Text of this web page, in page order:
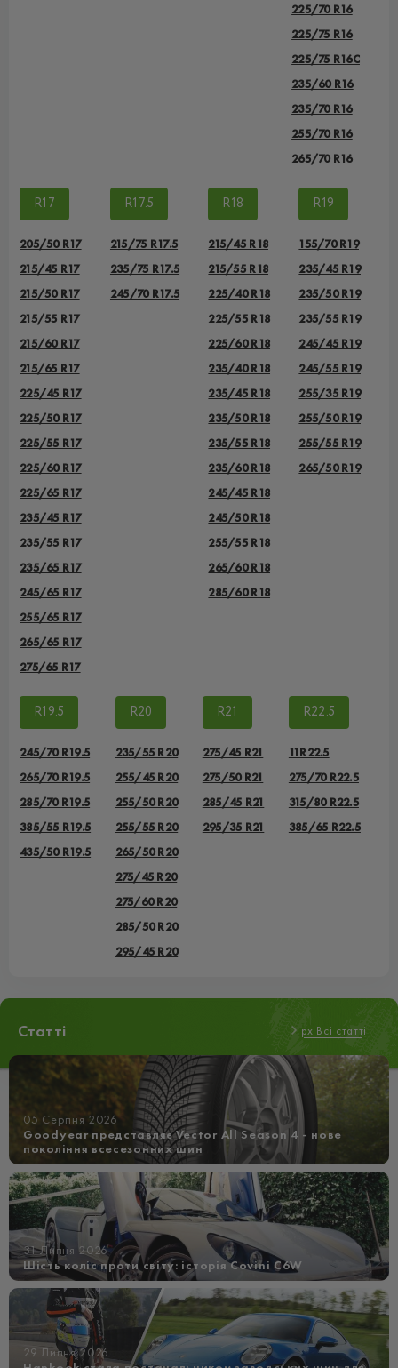
225/70 R16
225/75 R16
225/75 R16С
235/60 R16
235/70 R16
255/70 R16
265/70 R16
R17
205/50 R17
215/45 R17
215/50 R17
215/55 R17
215/60 R17
215/65 R17
225/45 R17
225/50 R17
225/55 R17
225/60 R17
225/65 R17
235/45 R17
235/55 R17
235/65 R17
245/65 R17
255/65 R17
265/65 R17
275/65 R17
R17.5
215/75 R17.5
235/75 R17.5
245/70 R17.5
R18
215/45 R18
215/55 R18
225/40 R18
225/55 R18
225/60 R18
235/40 R18
235/45 R18
235/50 R18
235/55 R18
235/60 R18
245/45 R18
245/50 R18
255/55 R18
265/60 R18
285/60 R18
R19
155/70 R19
235/45 R19
235/50 R19
235/55 R19
245/45 R19
245/55 R19
255/35 R19
255/50 R19
255/55 R19
265/50 R19
R19.5
245/70 R19.5
265/70 R19.5
285/70 R19.5
385/55 R19.5
435/50 R19.5
R20
235/55 R20
255/45 R20
255/50 R20
255/55 R20
265/50 R20
275/45 R20
275/60 R20
285/50 R20
295/45 R20
R21
275/45 R21
275/50 R21
285/45 R21
295/35 R21
R22.5
11R22.5
275/70 R22.5
315/80 R22.5
385/65 R22.5
Статті px Всі статті
05 Серпня 2026
Goodyear представляє Vector All Season 4 - нове
покоління всесезонних шин
31 Липня 2026
Шість коліс проти світу: історія Covini C6W
29 Липня 2026